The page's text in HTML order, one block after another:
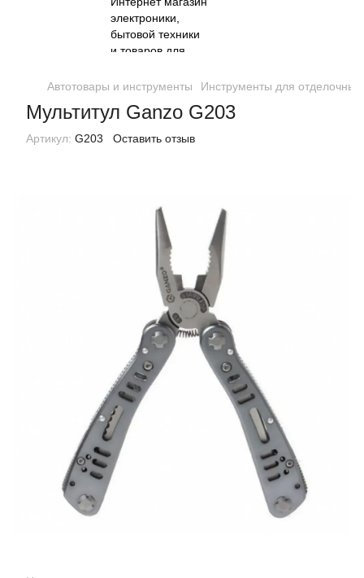
Автотовары и инструменты Инструменты для отделочных
Мультитул Ganzo G203
Артикул: G203 Оставить отзыв